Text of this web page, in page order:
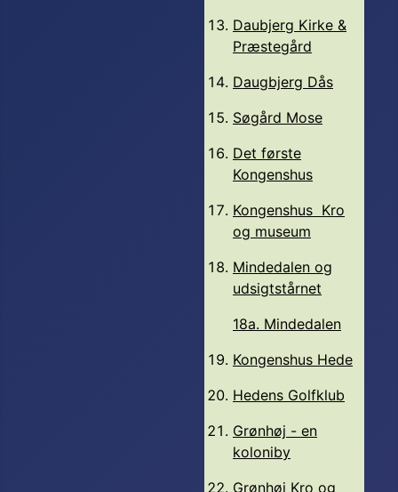
Daubjerg Kirke &
Præstegård
Daugbjerg Dås
Søgård Mose
Det første
Kongenshus
Kongenshus Kro
og museum
Mindedalen og
udsigtstårnet
18a. Mindedalen
Kongenshus Hede
Hedens Golfklub
Grønhøj - en
koloniby
Grønhøj Kro og